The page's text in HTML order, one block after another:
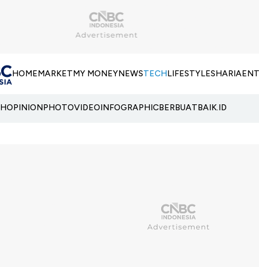
HOMEMARKETMY MONEYNEWSTECHLIFESTYLESHARIA
OPINIONPHOTOVIDEOINFOGRAPHICBERBUATBAIK.ID